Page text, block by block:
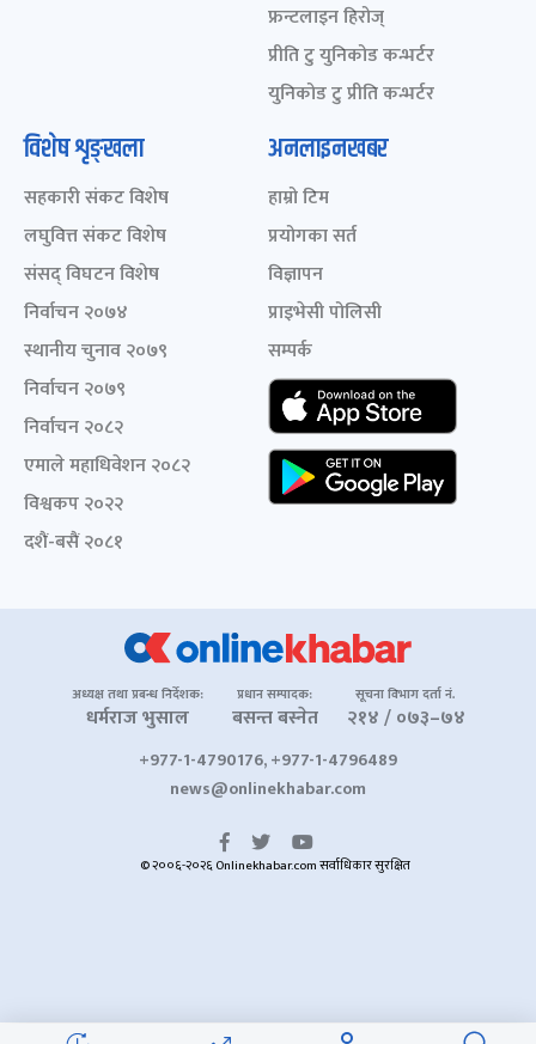
फ्रन्टलाइन हिरोज्
प्रीति टु युनिकोड कन्भर्टर
युनिकोड टु प्रीति कन्भर्टर
विशेष शृङ्खला
सहकारी संकट विशेष
लघुवित्त संकट विशेष
संसद् विघटन विशेष
निर्वाचन २०७४
स्थानीय चुनाव २०७९
निर्वाचन २०७९
निर्वाचन २०८२
एमाले महाधिवेशन २०८२
विश्वकप २०२२
दशैं-बसैं २०८१
अनलाइनखबर
हाम्रो टिम
प्रयोगका सर्त
विज्ञापन
प्राइभेसी पोलिसी
सम्पर्क
अध्यक्ष तथा प्रबन्ध निर्देशक:
धर्मराज भुसाल
प्रधान सम्पादक:
बसन्त बस्नेत
सूचना विभाग दर्ता नं.
२१४ / ०७३–७४
+977-1-4790176, +977-1-4796489
news@onlinekhabar.com
© २००६-२०२६ Onlinekhabar.com सर्वाधिकार सुरक्षित